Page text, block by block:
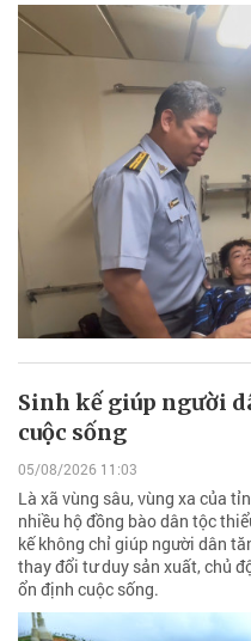
Sinh kế giúp người
cuộc sống
05/08/2026 11:03
Là xã vùng sâu, vùng xa của
nhiều hộ đồng bào dân tộc
kế không chỉ giúp người dân
thay đổi tư duy sản xuất, chủ
ổn định cuộc sống.